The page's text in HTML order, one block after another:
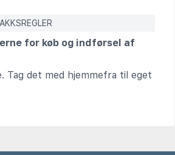
for køb og indførsel af
Tag det med hjemmefra til eget